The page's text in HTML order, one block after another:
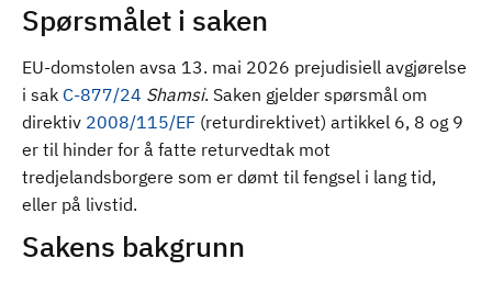
Spørsmålet i saken
EU-domstolen avsa 13. mai 2026 prejudisiell avgjørelse
i sak C-877/24 Shamsi. Saken gjelder spørsmål om
direktiv 2008/115/EF (returdirektivet) artikkel 6, 8 og 9
er til hinder for å fatte returvedtak mot
tredjelandsborgere som er dømt til fengsel i lang tid,
eller på livstid.
Sakens bakgrunn